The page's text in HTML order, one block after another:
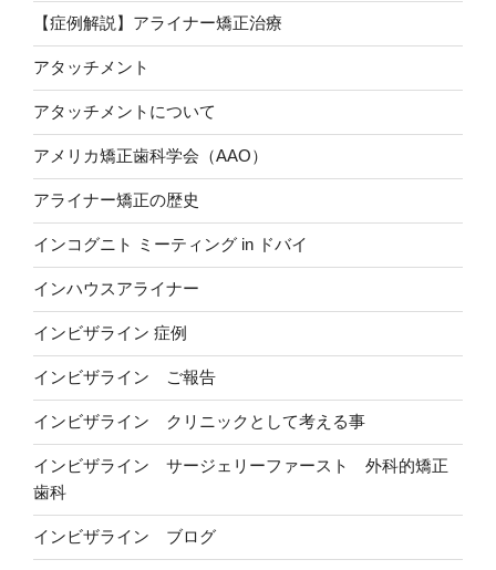
【症例解説】アライナー矯正治療
アタッチメント
アタッチメントについて
アメリカ矯正歯科学会（AAO）
アライナー矯正の歴史
インコグニト ミーティング in ドバイ
インハウスアライナー
インビザライン 症例
インビザライン ご報告
インビザライン クリニックとして考える事
インビザライン サージェリーファースト 外科的矯正
歯科
インビザライン ブログ